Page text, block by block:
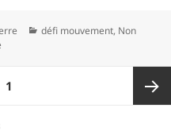
Catégories
défi mouvement, Non
1